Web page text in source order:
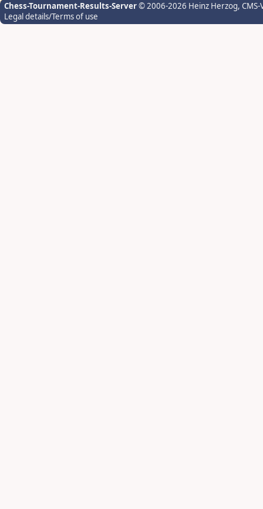
Chess-Tournament-Results-Server© 2006-2026 Heinz Herzog,
Legal details/Terms of use